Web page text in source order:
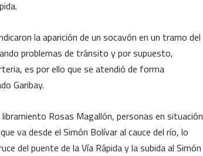
la aparición de un socavón en un tramo del
problemas de tránsito y por supuesto,
es por ello que se atendió de forma
Garibay.
Rosas Magallón, personas en situación
va desde el Simón Bolívar al cauce del río, lo
del puente de la Vía Rápida y la subida al Simón